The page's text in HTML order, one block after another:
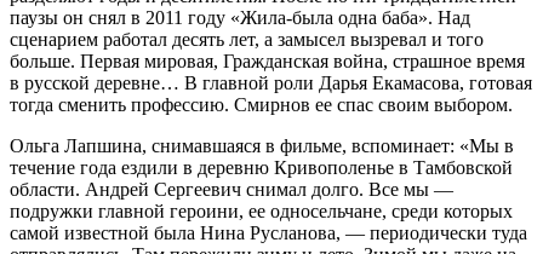
паузы он снял в 2011 году «Жила-была одна баба». Над
сценарием работал десять лет, а замысел вызревал и того
больше. Первая мировая, Гражданская война, страшное время
в русской деревне… В главной роли Дарья Екамасова, готовая
тогда сменить профессию. Смирнов ее спас своим выбором.
Ольга Лапшина, снимавшаяся в фильме, вспоминает: «Мы в
течение года ездили в деревню Кривополенье в Тамбовской
области. Андрей Сергеевич снимал долго. Все мы —
подружки главной героини, ее односельчане, среди которых
самой известной была Нина Русланова, — периодически туда